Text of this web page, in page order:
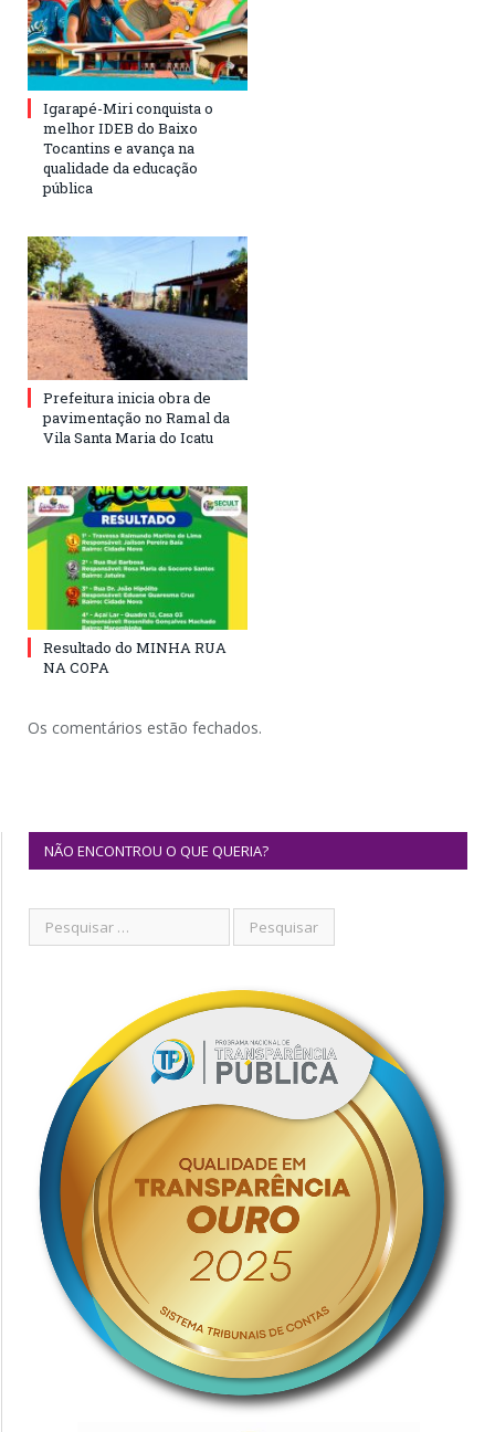
Igarapé-Miri conquista o
melhor IDEB do Baixo
Tocantins e avança na
qualidade da educação
pública
Prefeitura inicia obra de
pavimentação no Ramal da
Vila Santa Maria do Icatu
Resultado do MINHA RUA
NA COPA
Os comentários estão fechados.
NÃO ENCONTROU O QUE QUERIA?